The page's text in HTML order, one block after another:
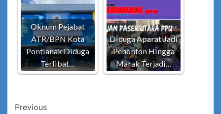
Oknum Pejabat
ATR/BPN Kota
Pontianak Diduga
Terlibat…
Diduga Aparat Jadi
Penonton Hingga
Marak Terjadi…
Post
Previous